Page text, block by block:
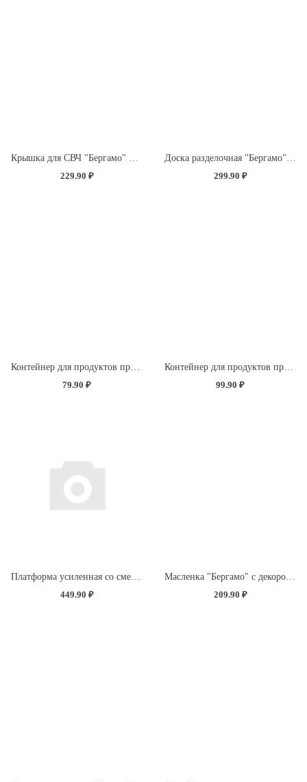
229.90 ₽
299.90 ₽
Контейнер для продуктов прямоугольный 0,5л (светло-розовый)
79.90 ₽
Контейнер для продуктов прямоугольный 0,85л (светло-розовый)
99.90 ₽
Платформа усиленная со сменной насадкой "Экстра Синель" (без определения цвета)
449.90 ₽
Масленка "Бергамо" с декором "Розы" (бесцветный)
209.90 ₽